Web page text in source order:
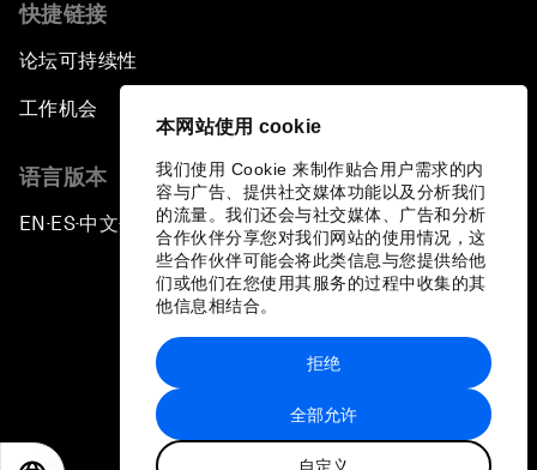
本网站使用 cookie
我们使用 Cookie 来制作贴合用户需求的内
容与广告、提供社交媒体功能以及分析我们
的流量。我们还会与社交媒体、广告和分析
合作伙伴分享您对我们网站的使用情况，这
些合作伙伴可能会将此类信息与您提供给他
们或他们在您使用其服务的过程中收集的其
他信息相结合。
全部允许
自定义
拒绝
快捷链接
论坛可持续性
工作机会
语言版本
EN ▪ES▪中文▪ 日本語
站点地图